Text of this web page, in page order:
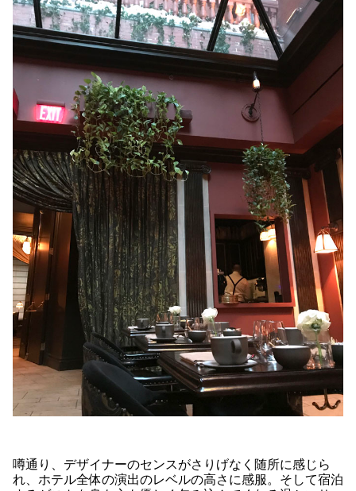
噂通り、デザイナーのセンスがさりげなく随所に感じら
れ、ホテル全体の演出のレベルの高さに感服。そして宿泊